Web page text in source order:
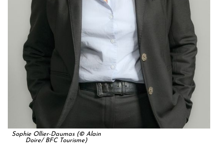
Sophie Ollier-Daumas (© Alain
Doire/ BFC Tourisme)